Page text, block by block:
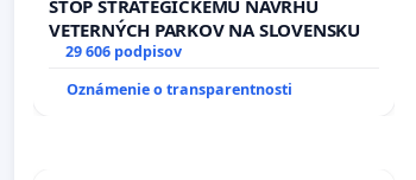
STOP STRATEGICKÉMU NÁVRHU
VETERNÝCH PARKOV NA SLOVENSKU
29 606 podpisov
Oznámenie o transparentnosti